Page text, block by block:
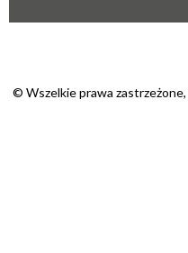
© Wszelkie prawa zastrzeżone,